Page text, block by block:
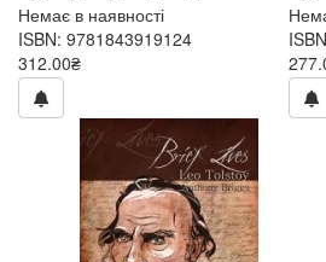
Немає в наявності
ISBN: 9781843919124
312.00₴